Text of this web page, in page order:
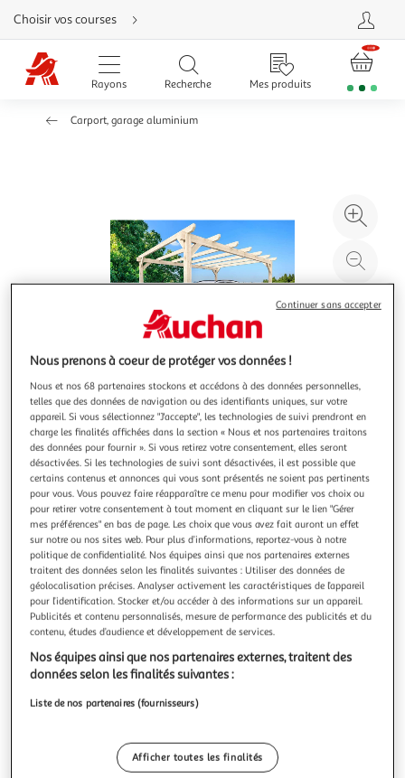
Aller
directement
au
contenu
Aller
directement
Aller
Choisir vos courses
Rayons Recherche Mes produits
Carport, garage aluminium
à
Illustration
précédente
Illustration
suivante
JARDIDECO
Carport en bois lamellé-collé rouen 500 x 400 cm -
maderland
Le carport en bois ROUEN est fabriqué par Maderland en
sapin nordique lamellé-collé provenant du nord de
l'Europe, où la croissance lente garantit de meilleures
propriétés mécaniques, améliorant la résistance à la
flexion statique, à la compression et à la traction. La
quantité de poteaux, de poutre
En savoir +
Vendu parCentrale Brico
Livraison dès 3/4 semaines
Livraison offerte
Plus d'options
Vendu par Centrale Brico
Livraison dès 2/3 semaines
Livraison offerte
Nous prenons à coeur de protéger vos données !
Nous et nos 68 partenaires stockons et accédons à des données personnelles,
telles que des données de navigation ou des identifiants uniques, sur votre
appareil. Si vous sélectionnez "J'accepte", les technologies de suivi prendront en
charge les finalités affichées dans la section « Nous et nos partenaires traitons
des données pour fournir ». Si vous retirez votre consentement, elles seront
désactivées. Si les technologies de suivi sont désactivées, il est possible que
certains contenus et annonces qui vous sont présentés ne soient pas pertinents
pour vous. Vous pouvez faire réapparaître ce menu pour modifier vos choix ou
pour retirer votre consentement à tout moment en cliquant sur le lien "Gérer
mes préférences" en bas de page. Les choix que vous avez fait auront un effet
sur notre ou nos sites web. Pour plus d’informations, reportez-vous à notre
politique de confidentialité. Nos équipes ainsi que nos partenaires externes
traitent des données selon les finalités suivantes : Utiliser des données de
géolocalisation précises. Analyser activement les caractéristiques de l’appareil
pour l’identification. Stocker et/ou accéder à des informations sur un appareil.
Publicités et contenu personnalisés, mesure de performance des publicités et du
contenu, études d’audience et développement de services.
Nos équipes ainsi que nos partenaires externes, traitent des
données selon les finalités suivantes :
Liste de nos partenaires (fournisseurs)
Afficher toutes les finalités
Continuer sans accepter